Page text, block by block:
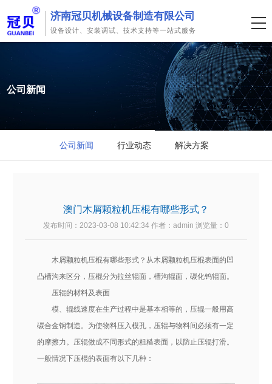
济南冠贝机械设备制造有限公司
设备设计、安装调试、技术支持等一站式服务
公司新闻
公司新闻 行业动态 解决方案
澳门木屑颗粒机压棍有哪些形式？
发布时间：2023-03-08 10:42:34 作者：admin 浏览量： 0
木屑颗粒机压棍有哪些形式？从木屑颗粒机压棍表面的凹
凸槽沟来区分，压棍分为拉丝辊面，槽沟辊面，碳化钨辊面。
压辊的材料及表面
模、辊线速度在生产过程中是基本相等的，压辊一般用高
碳合金钢制造。为使物料压入模孔，压辊与物料间必须有一定
的摩擦力。压辊做成不同形式的粗糙表面，以防止压辊打滑。
一般情况下压棍的表面有以下几种：